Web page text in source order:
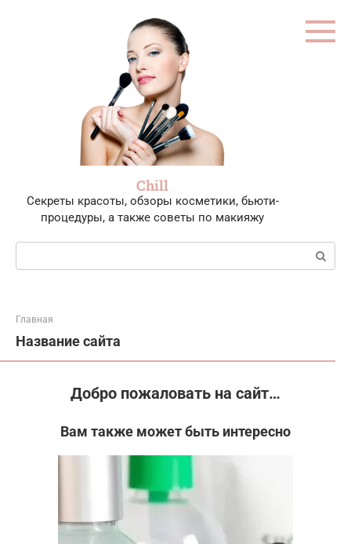
Chill
Секреты красоты, обзоры косметики, бьюти-
процедуры, а также советы по макияжу
Поиск:
Главная
Название сайта
Добро пожаловать на сайт…
Вам также может быть интересно